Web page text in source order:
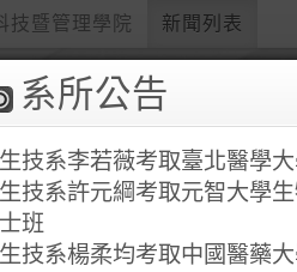
技暨管理學院 新聞列表
暨管理學院
寵物美容生技微
學程
碩士班資訊
系所公告
生技系李若薇考取臺北醫學
生技系許元綱考取元智大學
士班
生技系楊柔均考取中國醫藥